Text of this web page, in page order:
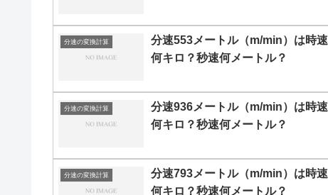
分速の変換計算
分速553メートル（m/min）は時速
何キロ？秒速何メートル？
分速の変換計算
分速936メートル（m/min）は時速
何キロ？秒速何メートル？
分速の変換計算
分速793メートル（m/min）は時速
何キロ？秒速何メートル？